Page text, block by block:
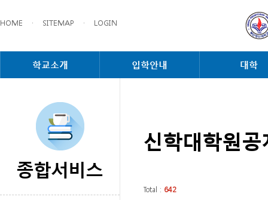
HOME · SITEMAP · LOGIN
학교소개 입학안내 대학
종합서비스
신학대학원
Total : 642